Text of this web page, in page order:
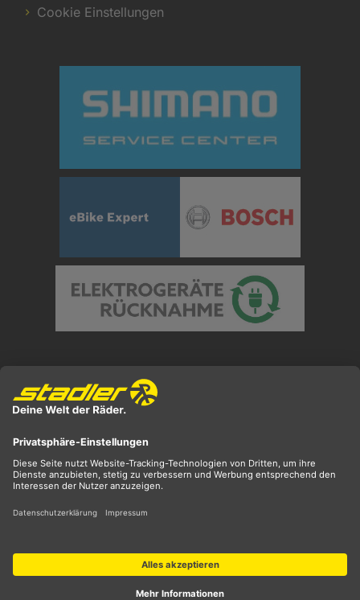
Cookie Einstellungen
** ehemaliger UVP
*** Preis entspricht unserem Markteinführungspreis